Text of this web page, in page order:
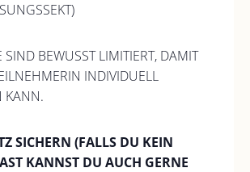
SIND BEWUSST LIMITIERT, DAMIT
INDIVIDUELL
KANN.
SICHERN (FALLS DU KEIN
KANNST DU AUCH GERNE